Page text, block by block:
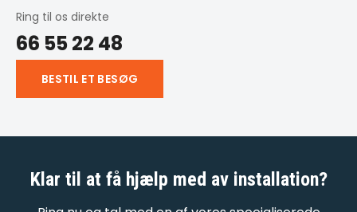
Ring til os direkte
66 55 22 48
BESTIL ET BESØG
Klar til at få hjælp med av installation?